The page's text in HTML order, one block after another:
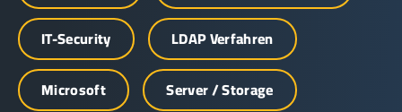
IT-Security
LDAP Verfahren
Microsoft
Server / Storage